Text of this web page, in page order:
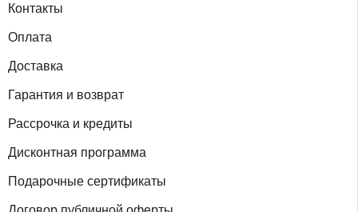
Контакты
Оплата
Доставка
Гарантия и возврат
Рассрочка и кредиты
Дисконтная программа
Подарочные сертификаты